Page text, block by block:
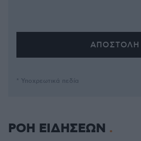
* Υποχρεωτικά πεδία
ΡΟΗ ΕΙΔΗΣΕΩΝ